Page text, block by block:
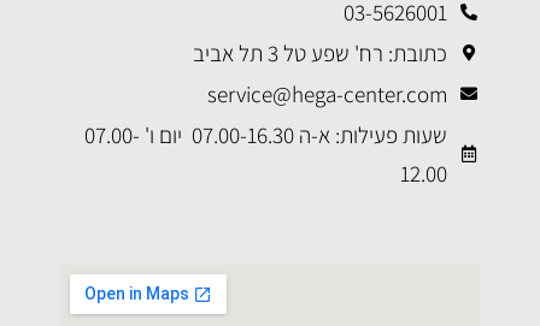
03-5626001
כתובת: רח' שפע טל 3 תל אביב
service@hega-center.com
שעות פעילות: א-ה 07.00-16.30 יום ו' 07.00-
12.00